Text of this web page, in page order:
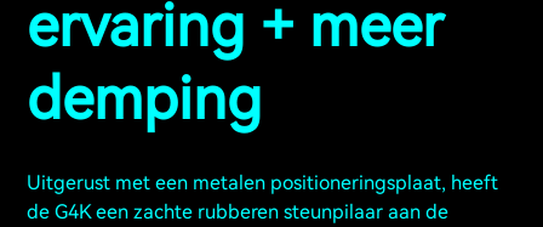
ervaring + meer
demping
Uitgerust met een metalen positioneringsplaat, heeft
de G4K een zachte rubberen steunpilaar aan de